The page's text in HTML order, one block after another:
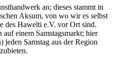
an; dieses stammt in
Aksum, von wo wir es selbst
des Hawelti e.V. vor Ort sind.
einem Samstagsmarkt; hier
Samstag aus der Region